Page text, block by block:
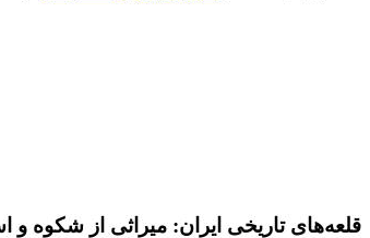
قلعه‌های تاریخی ایران: میراثی از شکوه و